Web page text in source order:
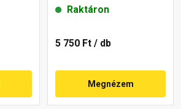
Raktáron
5 750 Ft / db
Megnézem